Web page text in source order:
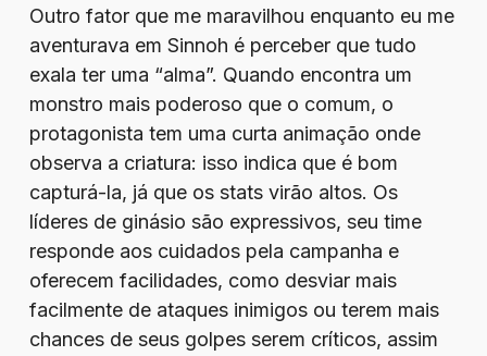
Outro fator que me maravilhou enquanto eu me
aventurava em Sinnoh é perceber que tudo
exala ter uma “alma”. Quando encontra um
monstro mais poderoso que o comum, o
protagonista tem uma curta animação onde
observa a criatura: isso indica que é bom
capturá-la, já que os stats virão altos. Os
líderes de ginásio são expressivos, seu time
responde aos cuidados pela campanha e
oferecem facilidades, como desviar mais
facilmente de ataques inimigos ou terem mais
chances de seus golpes serem críticos, assim